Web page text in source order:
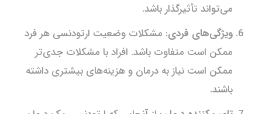
می‌تواند تأثیرگذار باشد.
ویژگی‌های فردی: مشکلات وضعیت ارتودنسی هر فرد
ممکن است متفاوت باشد. افراد با مشکلات جدی‌تر
ممکن است نیاز به درمان و هزینه‌های بیشتری داشته
باشند.